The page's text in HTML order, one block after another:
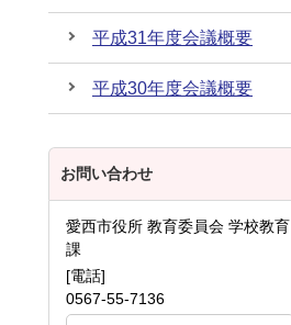
平成31年度会議概要
平成30年度会議概要
お問い合わせ
愛西市役所 教育委員会 学校教育
課
[電話]
0567-55-7136